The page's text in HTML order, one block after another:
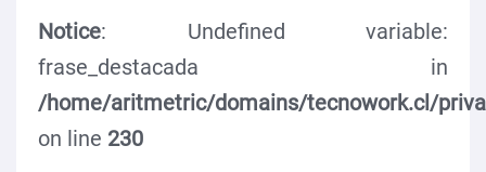
Notice: Undefined variable:
frase_destacada in
/home/aritmetric/domains/tecnowork.cl/
on line 230